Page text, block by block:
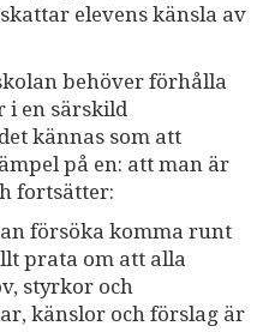
elevens känsla av
behöver förhålla
i en särskild
kännas som att
på en: att man är
fortsätter:
försöka komma runt
prata om att alla
styrkor och
känslor och förslag är